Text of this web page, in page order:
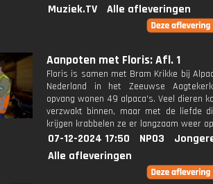
Muziek.TV Alle afleveringen
Aanpoten met Floris: Afl. 1
Floris is samen met Bram Krikke bij
Nederland in het Zeeuwse
opvang wonen 49 alpaca's. Veel dieren
verzwakt binnen, maar met de liefde
krijgen krabbelen ze er langzaam weer
07-12-2024 17:50 NPO3
Alle afleveringen